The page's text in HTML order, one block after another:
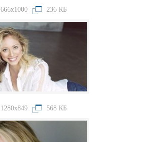
666x1000 236 КБ
1280x849 568 КБ